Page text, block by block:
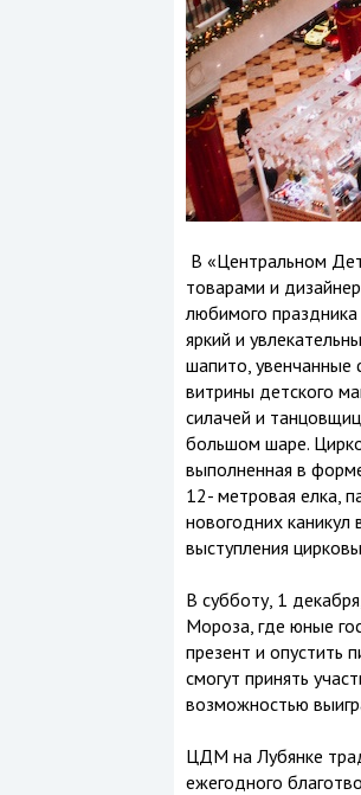
В «Центральном
товарами и
любимого
яркий и
шапито, увенчанные
витрины детского
силачей и
большом шаре.
выполненная в
12- метровая елка,
новогодних
выступления
В субботу, 1
Мороза, где юные
презент и опустить
смогут принять
возможностью
ЦДМ на Лубянке
ежегодного